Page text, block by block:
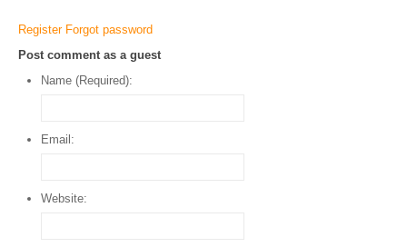
Register Forgot password
Post comment as a guest
Name (Required):
Email:
Website: